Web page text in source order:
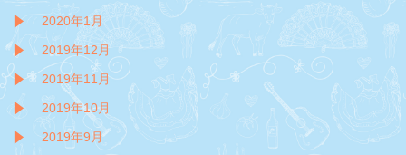
2020年1月
2019年12月
2019年11月
2019年10月
2019年9月